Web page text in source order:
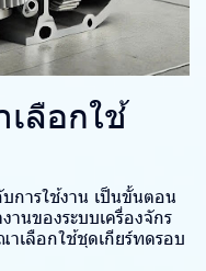
ลือกใช้
การใช้งาน เป็นขั้นตอน
นของระบบเครื่องจักร
เลือกใช้ชุดเกียร์ทดรอบ